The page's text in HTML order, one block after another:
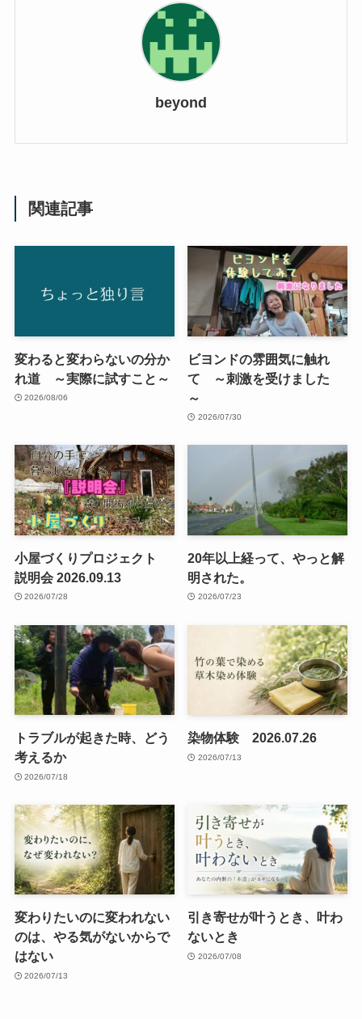
beyond
関連記事
変わると変わらないの分か
れ道 ～実際に試すこと～
2026/08/06
ビヨンドの雰囲気に触れ
て ～刺激を受けました
～
2026/07/30
小屋づくりプロジェクト
説明会 2026.09.13
2026/07/28
20年以上経って、やっと解
明された。
2026/07/23
トラブルが起きた時、どう
考えるか
2026/07/18
染物体験 2026.07.26
2026/07/13
変わりたいのに変われない
のは、やる気がないからで
はない
2026/07/13
引き寄せが叶うとき、叶わ
ないとき
2026/07/08